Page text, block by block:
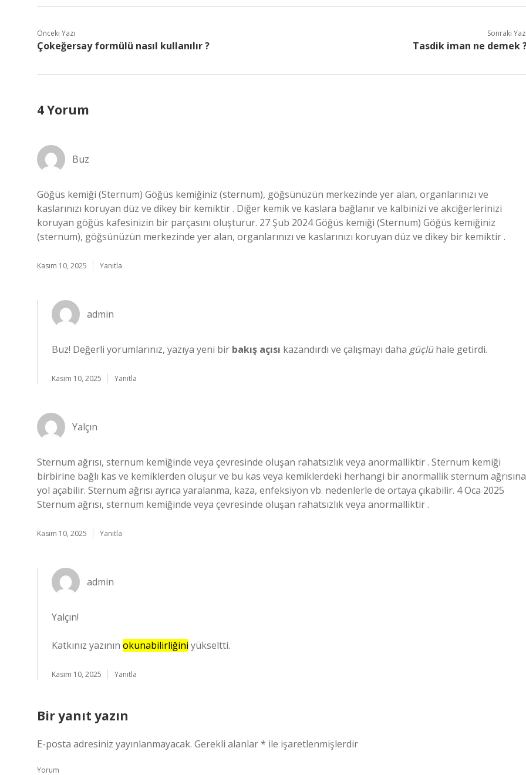
Önceki Yazı
Çokeğersay formülü nasıl kullanılır ?
Sonraki
Tasdik iman ne demek
4 Yorum
Buz
Göğüs kemiği (Sternum) Göğüs kemiğiniz (sternum), göğsünüzün merkezinde yer alan, organlarınızı ve
kaslarınızı koruyan düz ve dikey bir kemiktir . Diğer kemik ve kaslara bağlanır ve kalbinizi ve akciğerlerinizi
koruyan göğüs kafesinizin bir parçasını oluşturur. 27 Şub 2024 Göğüs kemiği (Sternum) Göğüs kemiğiniz
(sternum), göğsünüzün merkezinde yer alan, organlarınızı ve kaslarınızı koruyan düz ve dikey bir kemiktir .
Kasım 10, 2025 Yanıtla
admin
Buz! Değerli yorumlarınız, yazıya yeni bir bakış açısı kazandırdı ve çalışmayı daha güçlühale getirdi.
Kasım 10, 2025 Yanıtla
Yalçın
Sternum ağrısı, sternum kemiğinde veya çevresinde oluşan rahatsızlık veya anormalliktir . Sternum kemiği
birbirine bağlı kas ve kemiklerden oluşur ve bu kas veya kemiklerdeki herhangi bir anormallik sternum ağrısına
yol açabilir. Sternum ağrısı ayrıca yaralanma, kaza, enfeksiyon vb. nedenlerle de ortaya çıkabilir. 4 Oca 2025
Sternum ağrısı, sternum kemiğinde veya çevresinde oluşan rahatsızlık veya anormalliktir .
Kasım 10, 2025 Yanıtla
admin
Yalçın!
Katkınız yazının okunabilirliğini yükseltti.
Kasım 10, 2025 Yanıtla
Bir yanıt yazın
E-posta adresiniz yayınlanmayacak. Gerekli alanlar* ile işaretlenmişlerdir
Yorum